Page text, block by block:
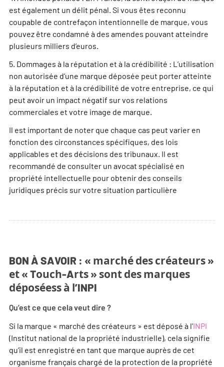
est également un délit pénal. Si vous êtes reconnu
coupable de contrefaçon intentionnelle de marque, vous
pouvez être condamné à des amendes pouvant atteindre
plusieurs milliers d’euros.
5. Dommages à la réputation et à la crédibilité : L’utilisation
non autorisée d’une marque déposée peut porter atteinte
à la réputation et à la crédibilité de votre entreprise, ce qui
peut avoir un impact négatif sur vos relations
commerciales et votre image de marque.
Il est important de noter que chaque cas peut varier en
fonction des circonstances spécifiques, des lois
applicables et des décisions des tribunaux. Il est
recommandé de consulter un avocat spécialisé en
propriété intellectuelle pour obtenir des conseils
juridiques précis sur votre situation particulière
BON À SAVOIR : « marché des créateurs »
et « Touch-Arts » sont des marques
déposéess à l’INPI
Qu’est ce que cela veut dire ?
Si la marque « marché des créateurs » est déposé à l’INPI
(Institut national de la propriété industrielle), cela signifie
qu’il est enregistré en tant que marque auprès de cet
organisme français chargé de la protection de la propriété